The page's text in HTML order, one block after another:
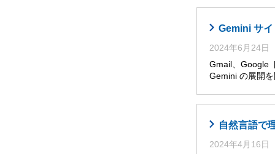
Gemini サ
2024年6月24日
Gmail、Google
Gemini の展開
自然言語で
2024年4月16日